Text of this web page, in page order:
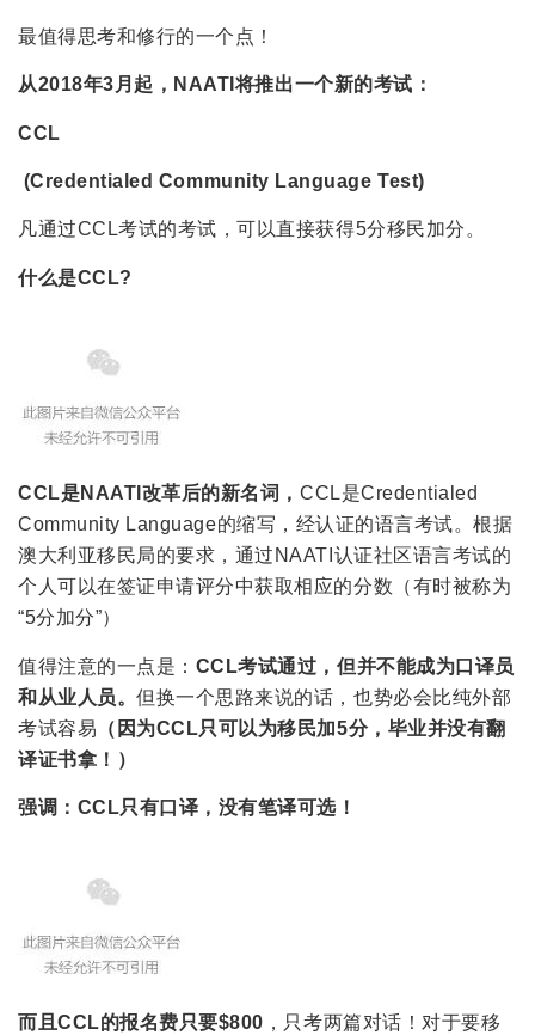
最值得思考和修行的一个点！
从2018年3月起，NAATI将推出一个新的考试：
CCL
(Credentialed Community Language Test)
凡通过CCL考试的考试，可以直接获得5分移民加分。
什么是CCL?
CCL是NAATI改革后的新名词，CCL是Credentialed
Community Language的缩写，经认证的语言考试。根据
澳大利亚移民局的要求，通过NAATI认证社区语言考试的
个人可以在签证申请评分中获取相应的分数（有时被称为
“5分加分”）
值得注意的一点是： CCL考试通过，但并不能成为口译员
和从业人员。但换一个思路来说的话，也势必会比纯外部
考试容易 （因为CCL只可以为移民加5分，毕业并没有翻
译证书拿！）
强调： CCL只有口译，没有笔译可选！
而且CCL的报名费只要$800 ，只考两篇对话！对于要移